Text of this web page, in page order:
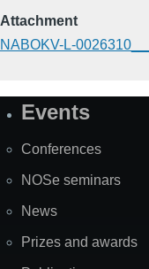
Attachment
NABOKV-L-
SiteEvents
Conferences
NOSe seminars
News
Prizes and awards